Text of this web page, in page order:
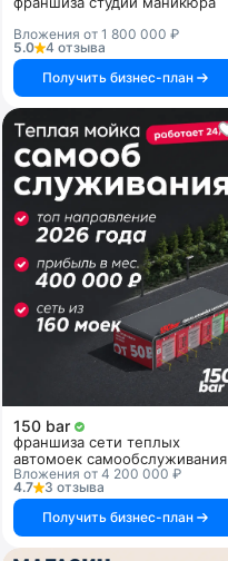
Вложения от 1 800 000 ₽
5.0
4 отзыва
Получить бизнес-план
150 bar
франшиза сети теплых
автомоек самообслуживания
Вложения от 4 200 000 ₽
4.7
3 отзыва
Получить бизнес-план